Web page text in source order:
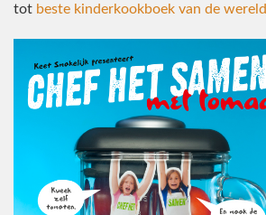
tot beste kinderkookboek van de wereld